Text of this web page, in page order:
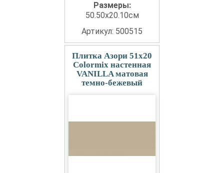
Размеры:
50.50x20.10см
Артикул: 500515
Плитка Азори 51x20
Colormix настенная
VANILLA матовая
темно-бежевый